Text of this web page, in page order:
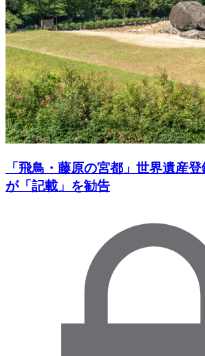
「飛鳥・藤原の宮都」世界遺産
が「記載」を勧告